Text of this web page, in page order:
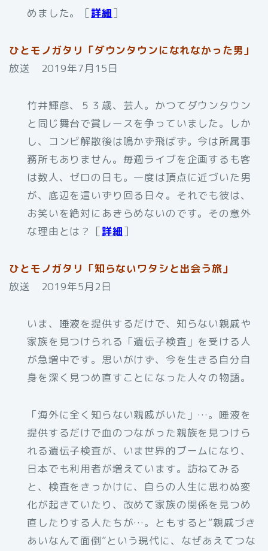
めました。［詳細］
ひとモノガタリ「ダウンタウンになれなかった男」
放送 2019年7月15日
竹井輝彦、５３歳、芸人。かつてダウンタウン
と同じ舞台で賞レースを争っていました。しか
し、コンビ解散後は鳴かず飛ばず。今は所属事
務所もありません。毎週ライブを企画するも客
は数人、ゼロの日も。一度は頂点に近づいた男
が、底辺を這いずり回る日々。それでも彼は、
お笑いを絶対にあきらめないのです。その意外
な理由とは？［詳細］
ひとモノガタリ「知らないワタシと出会う旅」
放送 2019年5月2日
いま、唾液を提供するだけで、知らない親戚や
家族を見つけられる「遺伝子検査」を受ける人
が急増中です。思いがけず、今を生きる自分自
身を深く見つめ直すことになった人々の物語。
「海外に全く知らない親戚がいた」…。唾液を
提供するだけで血のつながった親族を見つけら
れる遺伝子検査が、いま世界的ブームになり、
日本でも利用者が増えています。訪ねてみる
と、検査をきっかけに、自らの人生に思わぬ変
化が起きていたり、改めて家族の関係を見つめ
直したりする人たちが…。ともすると“親戚づき
あいなんて面倒”という現代に、なぜあえてつな